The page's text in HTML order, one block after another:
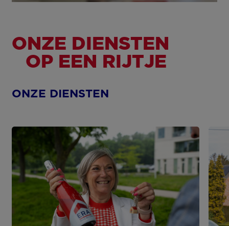
ONZE DIENSTEN
OP EEN RIJTJE
ONZE DIENSTEN